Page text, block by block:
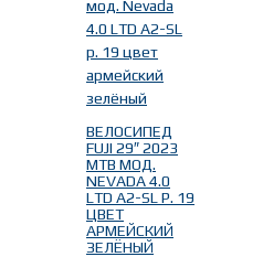
ВЕЛОСИПЕД
FUJI 29″ 2023
MTB МОД.
NEVADA 4.0
LTD A2-SL Р. 19
ЦВЕТ
АРМЕЙСКИЙ
ЗЕЛЁНЫЙ